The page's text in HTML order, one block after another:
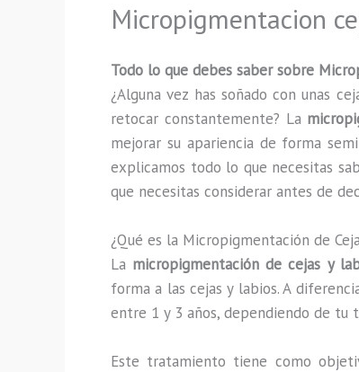
Micropigmentacion
Todo lo que debes saber sobre
¿Alguna vez has soñado con unas
retocar constantemente? La
mejorar su apariencia de forma
explicamos todo lo que necesitas
que necesitas considerar antes de
¿Qué es la Micropigmentación de
La micropigmentación de cejas y
forma a las cejas y labios. A
entre 1 y 3 años, dependiendo de
Este tratamiento tiene como